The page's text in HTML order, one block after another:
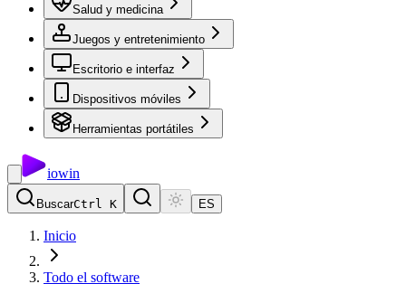
Salud y medicina
Juegos y entretenimiento
Escritorio e interfaz
Dispositivos móviles
Herramientas portátiles
iowin
BuscarCtrl K ES
Inicio
Todo el software